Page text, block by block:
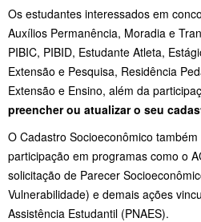
Os estudantes interessados em
Auxílios Permanência, Moradia e
PIBIC, PIBID, Estudante Atleta,
Extensão e Pesquisa, Residência
Extensão e Ensino, além da
preencher ou atualizar o seu
O Cadastro Socioeconômico
participação em programas como o
solicitação de Parecer
Vulnerabilidade) e demais ações
Assistência Estudantil (PNAES).